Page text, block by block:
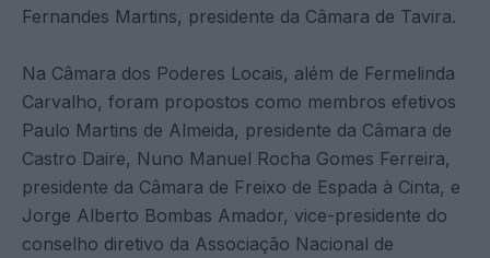
Fernandes Martins, presidente da Câmara de Tavira.
Na Câmara dos Poderes Locais, além de Fermelinda
Carvalho, foram propostos como membros efetivos
Paulo Martins de Almeida, presidente da Câmara de
Castro Daire, Nuno Manuel Rocha Gomes Ferreira,
presidente da Câmara de Freixo de Espada à Cinta, e
Jorge Alberto Bombas Amador, vice-presidente do
conselho diretivo da Associação Nacional de